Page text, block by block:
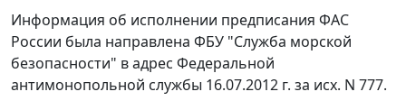
Информация об исполнении предписания ФАС
России была направлена ФБУ "Служба морской
безопасности" в адрес Федеральной
антимонопольной службы 16.07.2012 г. за исх. N 777.